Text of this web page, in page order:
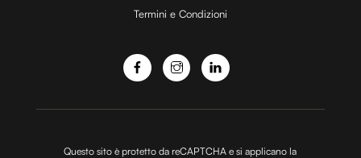
o
Termini e Condizioni
Questo sito è protetto da reCAPTCHA e si applicano la